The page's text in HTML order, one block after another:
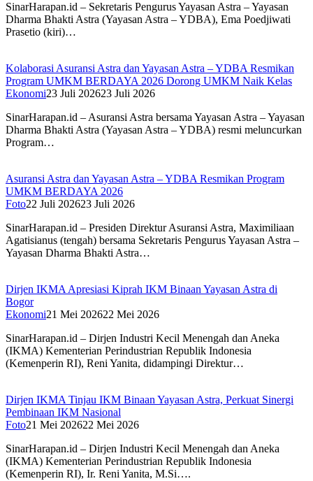
SinarHarapan.id – Sekretaris Pengurus Yayasan Astra – Yayasan
Dharma Bhakti Astra (Yayasan Astra – YDBA), Ema Poedjiwati
Prasetio (kiri)…
Kolaborasi Asuransi Astra dan Yayasan Astra – YDBA Resmikan
Program UMKM BERDAYA 2026 Dorong UMKM Naik Kelas
Ekonomi23 Juli 202623 Juli 2026
SinarHarapan.id – Asuransi Astra bersama Yayasan Astra – Yayasan
Dharma Bhakti Astra (Yayasan Astra – YDBA) resmi meluncurkan
Program…
Asuransi Astra dan Yayasan Astra – YDBA Resmikan Program
UMKM BERDAYA 2026
Foto22 Juli 202623 Juli 2026
SinarHarapan.id – Presiden Direktur Asuransi Astra, Maximiliaan
Agatisianus (tengah) bersama Sekretaris Pengurus Yayasan Astra –
Yayasan Dharma Bhakti Astra…
Dirjen IKMA Apresiasi Kiprah IKM Binaan Yayasan Astra di
Bogor
Ekonomi21 Mei 202622 Mei 2026
SinarHarapan.id – Dirjen Industri Kecil Menengah dan Aneka
(IKMA) Kementerian Perindustrian Republik Indonesia
(Kemenperin RI), Reni Yanita, didampingi Direktur…
Dirjen IKMA Tinjau IKM Binaan Yayasan Astra, Perkuat Sinergi
Pembinaan IKM Nasional
Foto21 Mei 202622 Mei 2026
SinarHarapan.id – Dirjen Industri Kecil Menengah dan Aneka
(IKMA) Kementerian Perindustrian Republik Indonesia
(Kemenperin RI), Ir. Reni Yanita, M.Si….